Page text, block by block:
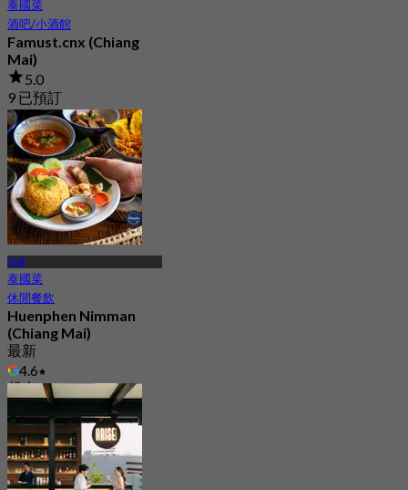
泰國菜
酒吧/小酒館
Famust.cnx (Chiang
Mai)
5.0
9 已預訂
起฿ 283.33
清邁
泰國菜
休閒餐飲
Huenphen Nimman
(Chiang Mai)
最新
4.6
起฿ 312.5